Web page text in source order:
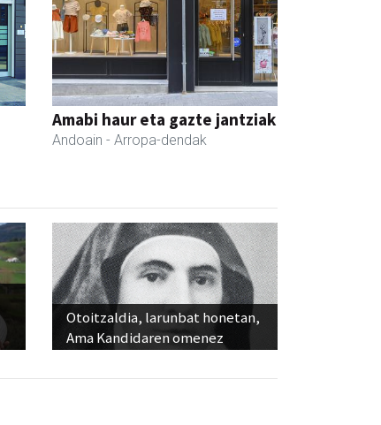
Amabi haur eta gazte jantziak
Andoain - Arropa-dendak
Otoitzaldia, larunbat honetan,
Ama Kandidaren omenez